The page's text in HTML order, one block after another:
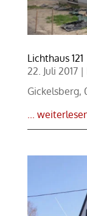
Lichthaus 121
22. Juli 2017|
Gickelsberg,
...